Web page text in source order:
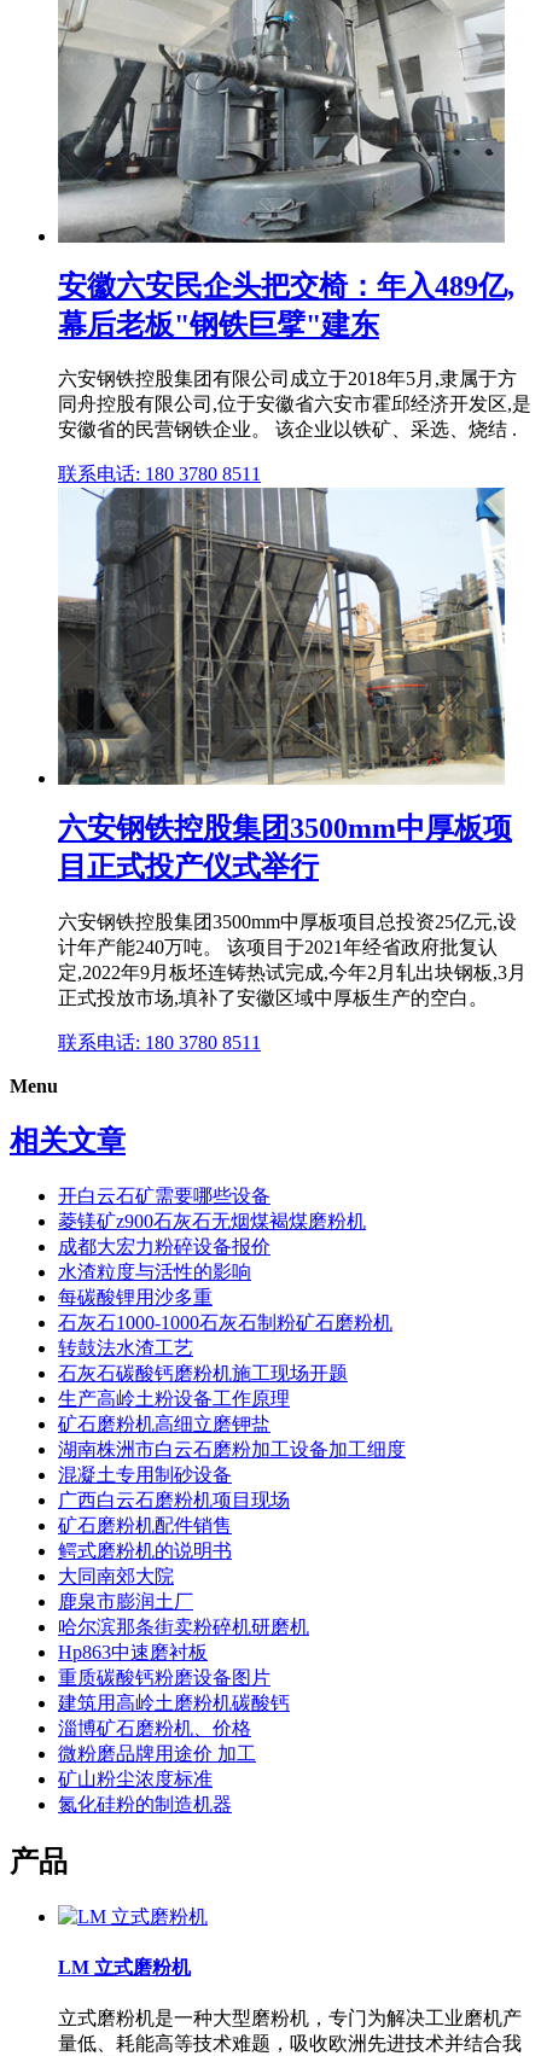
安徽六安民企头把交椅：年入489亿,
幕后老板"钢铁巨擘"建东
六安钢铁控股集团有限公司成立于2018年5月,隶属于方
同舟控股有限公司,位于安徽省六安市霍邱经济开发区,是
安徽省的民营钢铁企业。 该企业以铁矿、采选、烧结 .
联系电话: 180 3780 8511
六安钢铁控股集团3500mm中厚板项
目正式投产仪式举行
六安钢铁控股集团3500mm中厚板项目总投资25亿元,设
计年产能240万吨。 该项目于2021年经省政府批复认
定,2022年9月板坯连铸热试完成,今年2月轧出块钢板,3月
正式投放市场,填补了安徽区域中厚板生产的空白。
联系电话: 180 3780 8511
Menu
相关文章
开白云石矿需要哪些设备
菱镁矿z900石灰石无烟煤褐煤磨粉机
成都大宏力粉碎设备报价
水渣粒度与活性的影响
每碳酸锂用沙多重
石灰石1000-1000石灰石制粉矿石磨粉机
转鼓法水渣工艺
石灰石碳酸钙磨粉机施工现场开题
生产高岭土粉设备工作原理
矿石磨粉机高细立磨钾盐
湖南株洲市白云石磨粉加工设备加工细度
混凝土专用制砂设备
广西白云石磨粉机项目现场
矿石磨粉机配件销售
鳄式磨粉机的说明书
大同南郊大院
鹿泉市膨润土厂
哈尔滨那条街卖粉碎机研磨机
Hp863中速磨衬板
重质碳酸钙粉磨设备图片
建筑用高岭土磨粉机碳酸钙
淄博矿石磨粉机、价格
微粉磨品牌用途价 加工
矿山粉尘浓度标准
氮化硅粉的制造机器
产品
LM 立式磨粉机
立式磨粉机是一种大型磨粉机，专门为解决工业磨机产
量低、耗能高等技术难题，吸收欧洲先进技术并结合我